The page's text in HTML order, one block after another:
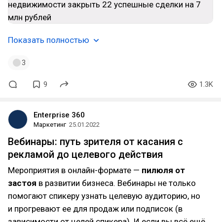
Показать полностью
3
9 1.3K
Enterprise 360
Маркетинг 25.01.2022
Вебинары: путь зрителя от касания с
рекламой до целевого действия
Мероприятия в онлайн-формате — пилюля от
застоя в развитии бизнеса. Вебинары не только
помогают спикеру узнать целевую аудиторию, но
и прогревают ее для продаж или подписок (в